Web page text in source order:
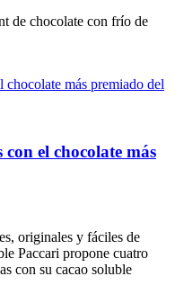
de chocolate con frío de
con el chocolate más
originales y fáciles de
Paccari propone cuatro
con su cacao soluble